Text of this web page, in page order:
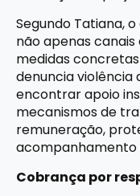
Segundo Tatiana,
não apenas
medidas
denuncia violência
encontrar apoio
mecanismos de
remuneração,
acompanhamento
Cobrança por